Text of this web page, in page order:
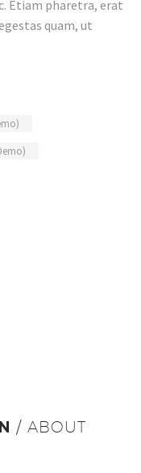
Etiam pharetra, erat
quam, ut
/ ABOUT